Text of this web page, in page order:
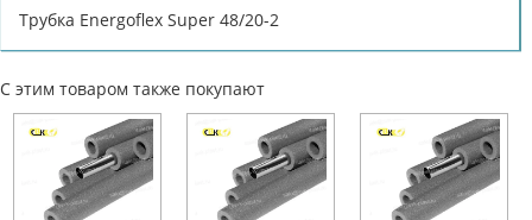
Трубка Energoflex Super 48/20-2
С этим товаром также покупают